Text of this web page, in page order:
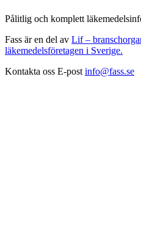
Pålitlig och komplett
Fass är en del av Lif –
läkemedelsföretagen i Sverige.
Kontakta oss E-post info@fass.se